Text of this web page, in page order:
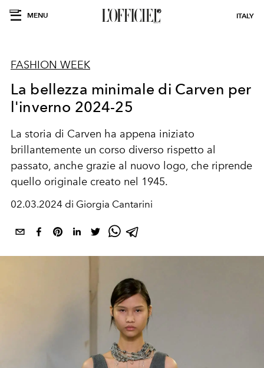
MENU ITALY
FASHION WEEK
La bellezza minimale di Carven per
l'inverno 2024-25
La storia di Carven ha appena iniziato
brillantemente un corso diverso rispetto al
passato, anche grazie al nuovo logo, che riprende
quello originale creato nel 1945.
02.03.2024 di Giorgia Cantarini